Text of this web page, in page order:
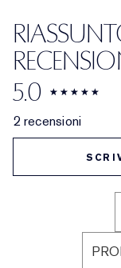
5.0
2 recensioni